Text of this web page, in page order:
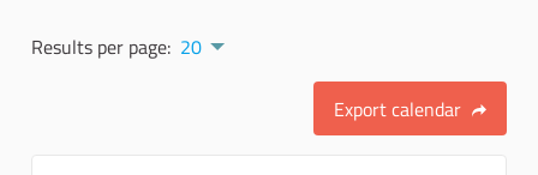
Results per page: 20
Export calendar